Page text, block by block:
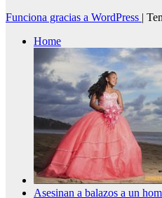
Funciona gracias a WordPress |
Home
Asesinan a balazos a un